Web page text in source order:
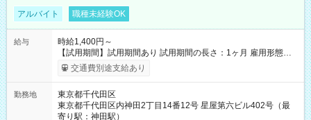
アルバイト 職種未経験OK
給与
時給1,400円～
【試用期間】試用期間あり 試用期間の長さ：1ヶ月 雇用形態、
給与は本採用時と同じです。
交通費別途支給あり
勤務地
東京都千代田区
東京都千代田区内神田2丁目14番12号 星屋第六ビル402号（最
寄り駅：神田駅）